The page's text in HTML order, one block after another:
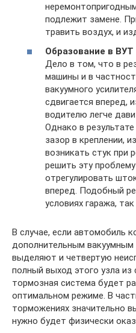
подлежит замене.
травить воздух, и
Образование в ВУТ
Дело в том, что в
машины и в
вакуумного
сдвигается вперед,
водителю легче
Однако в
зазор в креплении,
возникать стук при
решить эту
отрегулировать
вперед. Подобный
условиях гаража,
В случае, если автомобиль
дополнительным
выделяют и четвертую
полный выход этого узла
тормозная система будет
оптимальном режиме. В
торможениях значительно
нужно будет физически